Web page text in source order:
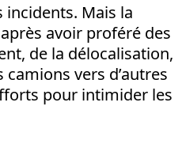
incidents. Mais la
avoir proféré des
de la délocalisation,
vers d’autres
pour intimider les